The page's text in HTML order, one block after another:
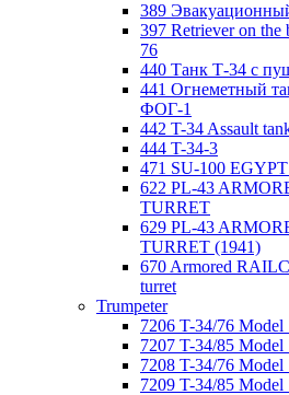
389
397 Retriever on
76
440 Танк Т-34 с
441 Огнеметный
ФОГ-1
442 T-34 Assault
444 T-34-3
471 SU-100
622 PL-43
TURRET
629 PL-43
TURRET (1941)
670 Armored
turret
Trumpeter
7206 T-34/76 Model
7207 T-34/85 Model
7208 T-34/76 Model
7209 T-34/85 Model